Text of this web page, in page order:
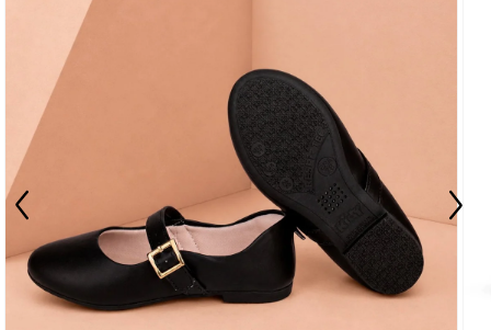
informações
do produto